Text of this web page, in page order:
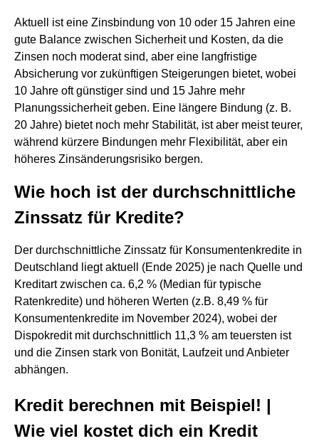
Aktuell ist eine Zinsbindung von 10 oder 15 Jahren eine
gute Balance zwischen Sicherheit und Kosten, da die
Zinsen noch moderat sind, aber eine langfristige
Absicherung vor zukünftigen Steigerungen bietet, wobei
10 Jahre oft günstiger sind und 15 Jahre mehr
Planungssicherheit geben. Eine längere Bindung (z. B.
20 Jahre) bietet noch mehr Stabilität, ist aber meist teurer,
während kürzere Bindungen mehr Flexibilität, aber ein
höheres Zinsänderungsrisiko bergen.
Wie hoch ist der durchschnittliche
Zinssatz für Kredite?
Der durchschnittliche Zinssatz für Konsumentenkredite in
Deutschland liegt aktuell (Ende 2025) je nach Quelle und
Kreditart zwischen ca. 6,2 % (Median für typische
Ratenkredite) und höheren Werten (z.B. 8,49 % für
Konsumentenkredite im November 2024), wobei der
Dispokredit mit durchschnittlich 11,3 % am teuersten ist
und die Zinsen stark von Bonität, Laufzeit und Anbieter
abhängen.
Kredit berechnen mit Beispiel! |
Wie viel kostet dich ein Kredit